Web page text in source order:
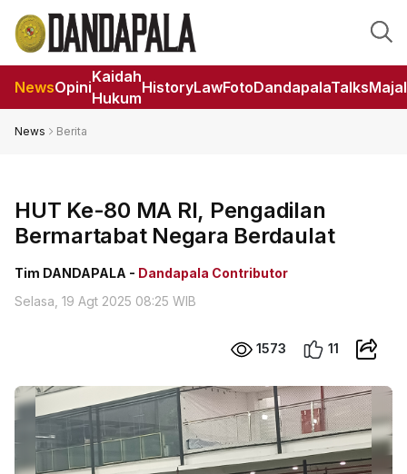
NewsOpini
Kaidah
Hukum
HistoryLawFotoDandapalaTalks
News Berita
HUT Ke-80 MA RI, Pengadilan
Bermartabat Negara Berdaulat
Tim DANDAPALA - Dandapala Contributor
Selasa, 19 Agt 2025 08:25 WIB
1573 11